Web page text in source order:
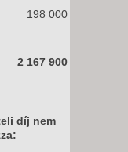
198 000
2 167 900
díj nem